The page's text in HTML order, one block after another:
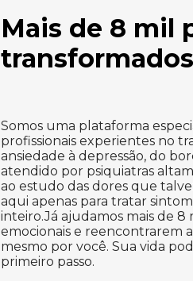
Mais de 8 mil
Somos uma plataforma
profissionais experientes no
ansiedade à depressão, do
atendido por psiquiatras
ao estudo das dores que
aqui apenas para tratar
inteiro.Já ajudamos mais de 8
emocionais e reencontrarem
mesmo por você. Sua vida
primeiro passo.